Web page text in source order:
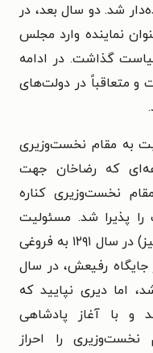
شد. دو سال بعد، در
نماینده وارد مجلس
گذاشت. در ادامه
متعاقباً در دولت‌های
به مقام نخست‌وزیری
که رضاخان جهت
نخست‌وزیری کناره
پذیرا شد. مسئولیت
ریاست دیوان عالی کشور (دیوان تمیز) در سال ۱۲۹۱ به فروغی
جایگاه رفیعش، در سال
اما دیری نپایید که
و با آغاز پادشاهی
را احراز